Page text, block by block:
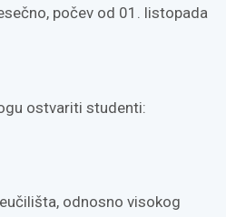
počev od 01. listopada
ostvariti studenti:
odnosno visokog